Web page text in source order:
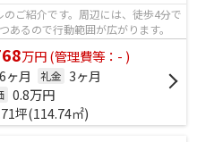
ご紹介です。周辺には、徒歩4分で
るので行動範囲が広がります。
万円(管理費等：- )
6ヶ月 礼金 3ヶ月
0.8万円
坪(114.74㎡)